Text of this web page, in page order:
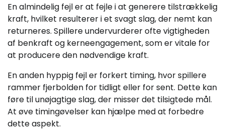
En almindelig fejl er at fejle i at generere tilstrækkelig
kraft, hvilket resulterer i et svagt slag, der nemt kan
returneres. Spillere undervurderer ofte vigtigheden
af benkraft og kerneengagement, som er vitale for
at producere den nødvendige kraft.
En anden hyppig fejl er forkert timing, hvor spillere
rammer fjerbolden for tidligt eller for sent. Dette kan
føre til unøjagtige slag, der misser det tilsigtede mål.
At øve timingøvelser kan hjælpe med at forbedre
dette aspekt.